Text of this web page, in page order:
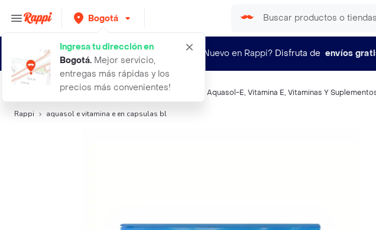
Bogotá
Ingresa tu dirección en
Bogotá. Mejor servicio,
entregas más rápidas y los
precios más convenientes!
¿Nuevo en Rappi? Disfruta de envíos
Búsquedas relacionadas:Vitaminas y multivitamínicos Aquasol-E, Vitamina E, Vitaminas Y
Rappi aquasol e vitamina e en capsulas bl